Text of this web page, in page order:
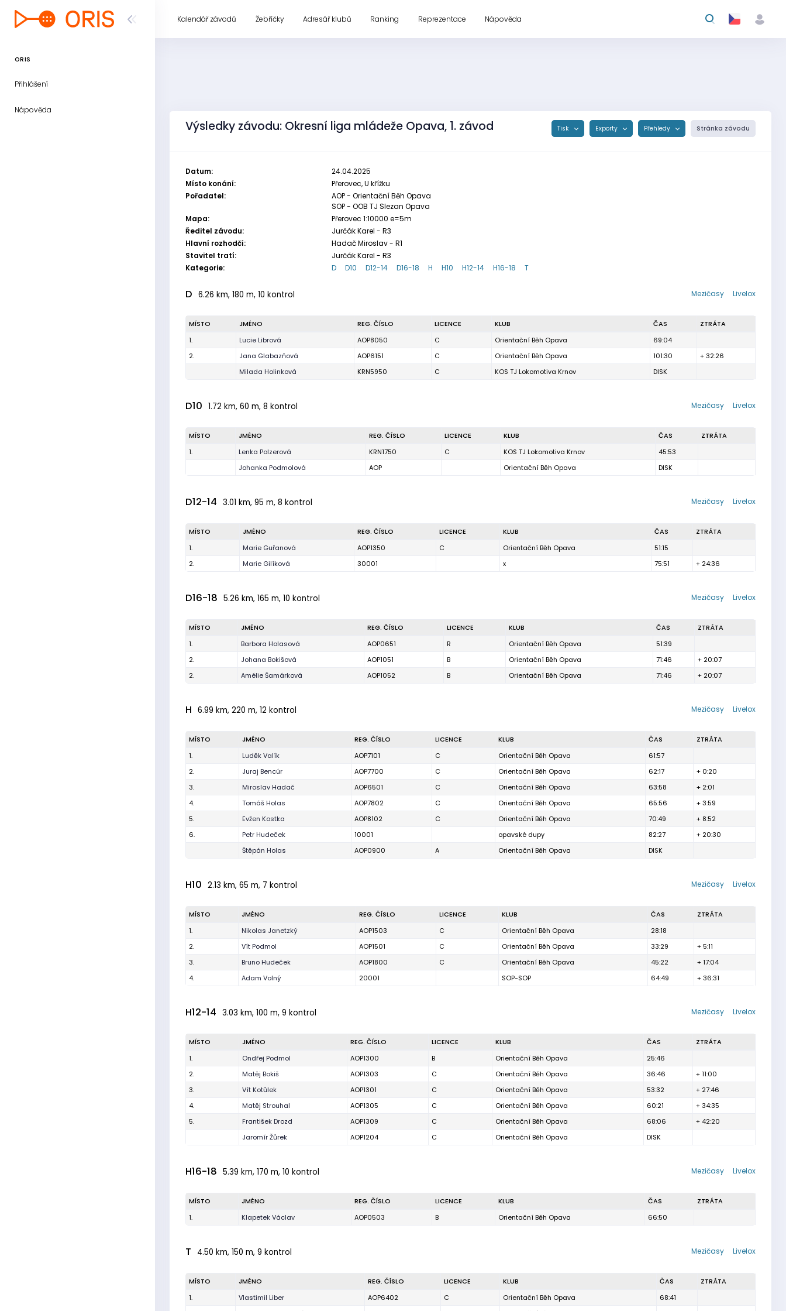
ORIS
Přihlášení
Nápověda
Kalendář závodů Žebříčky Adresář klubů Ranking Reprezentace Nápověda
Výsledky závodu: Okresní liga mládeže Opava, 1. závod Tisk Exporty Přehledy Stránka závodu
Datum:
24.04.2025
Místo konání:
Přerovec, U křížku
Pořadatel:
AOP - Orientační Běh Opava
SOP - OOB TJ Slezan Opava
Mapa:
Přerovec 1:10000 e=5m
Ředitel závodu:
Jurčák Karel - R3
Hlavní rozhodčí:
Hadač Miroslav - R1
Stavitel tratí:
Jurčák Karel - R3
Kategorie:
D D10 D12-14 D16-18 H H10 H12-14 H16-18 T
D 6.26 km, 180 m, 10 kontrol Livelox
Mezičasy
MÍSTO JMÉNO REG. ČÍSLO LICENCE KLUB ČAS
ZTRÁTA
1.
Lucie Librová AOP8050 C Orientační Běh Opava
69:04
2.
Jana Glabazňová AOP6151 C Orientační Běh Opava 101:30
+ 32:26
Milada Holinková
KRN5950 C KOS TJ Lokomotiva Krnov DISK
D10 1.72 km, 60 m, 8 kontrol Livelox
Mezičasy
MÍSTO JMÉNO REG. ČÍSLO LICENCE KLUB ČAS
ZTRÁTA
1.
Lenka Polzerová KRN1750 C KOS TJ Lokomotiva Krnov
45:53
Johanka Podmolová
AOP Orientační Běh Opava DISK
D12-14 3.01 km, 95 m, 8 kontrol Livelox
Mezičasy
MÍSTO JMÉNO REG. ČÍSLO LICENCE KLUB ČAS
ZTRÁTA
1.
Marie Guřanová AOP1350 C Orientační Běh Opava
51:15
2.
Marie Gilíková 30001 x 75:51 + 24:36
D16-18 5.26 km, 165 m, 10 kontrol Livelox
Mezičasy
MÍSTO JMÉNO REG. ČÍSLO LICENCE KLUB ČAS
ZTRÁTA
1.
Barbora Holasová AOP0651 R Orientační Běh Opava
51:39
2.
Johana Bokišová AOP1051 B Orientační Běh Opava 71:46
+ 20:07
2.
Amélie Šamárková AOP1052 B Orientační Běh Opava 71:46 + 20:07
H 6.99 km, 220 m, 12 kontrol Livelox
Mezičasy
MÍSTO JMÉNO REG. ČÍSLO LICENCE KLUB ČAS
ZTRÁTA
1.
Luděk Valík AOP7101 C Orientační Běh Opava
61:57
2.
Juraj Bencúr AOP7700 C Orientační Běh Opava 62:17
+ 0:20
3.
Miroslav Hadač AOP6501 C Orientační Běh Opava 63:58
+ 2:01
4.
Tomáš Holas AOP7802 C Orientační Běh Opava 65:56
+ 3:59
5.
Evžen Kostka AOP8102 C Orientační Běh Opava 70:49
+ 8:52
6.
Petr Hudeček 10001 opavské dupy 82:27
+ 20:30
Štěpán Holas
AOP0900 A Orientační Běh Opava DISK
H10 2.13 km, 65 m, 7 kontrol Livelox
Mezičasy
MÍSTO JMÉNO REG. ČÍSLO LICENCE KLUB ČAS
ZTRÁTA
1.
Nikolas Janetzký AOP1503 C Orientační Běh Opava
28:18
2.
Vít Podmol AOP1501 C Orientační Běh Opava 33:29
+ 5:11
3.
Bruno Hudeček AOP1800 C Orientační Běh Opava 45:22
+ 17:04
4.
Adam Volný 20001 SOP-SOP 64:49 + 36:31
H12-14 3.03 km, 100 m, 9 kontrol Livelox
Mezičasy
MÍSTO JMÉNO REG. ČÍSLO LICENCE KLUB ČAS
ZTRÁTA
1.
Ondřej Podmol AOP1300 B Orientační Běh Opava
25:46
2.
Matěj Bokiš AOP1303 C Orientační Běh Opava 36:46
+ 11:00
3.
Vít Kotůlek AOP1301 C Orientační Běh Opava 53:32
+ 27:46
4.
Matěj Strouhal AOP1305 C Orientační Běh Opava 60:21
+ 34:35
5.
František Drozd AOP1309 C Orientační Běh Opava 68:06
+ 42:20
Jaromír Žůrek
AOP1204 C Orientační Běh Opava DISK
H16-18 5.39 km, 170 m, 10 kontrol Livelox
Mezičasy
MÍSTO JMÉNO REG. ČÍSLO LICENCE KLUB ČAS
ZTRÁTA
1.
Klapetek Václav AOP0503 B Orientační Běh Opava 66:50
T 4.50 km, 150 m, 9 kontrol Livelox
Mezičasy
MÍSTO JMÉNO REG. ČÍSLO LICENCE KLUB ČAS
ZTRÁTA
1.
Vlastimil Liber AOP6402 C Orientační Běh Opava
68:41